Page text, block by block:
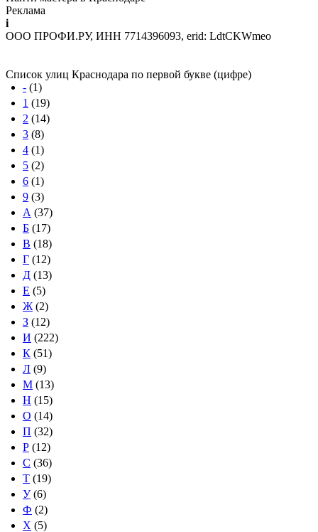
Реклама
i
ООО ПРОФИ.РУ, ИНН 7714396093, erid: LdtCKWmeo
Список улиц Краснодара по первой букве (цифре)
- (1)
1 (19)
2 (14)
3 (8)
4 (1)
5 (2)
6 (1)
9 (3)
А (37)
Б (17)
В (18)
Г (12)
Д (13)
Е (5)
Ж (2)
З (12)
И (222)
К (51)
Л (9)
М (13)
Н (15)
О (14)
П (32)
Р (12)
С (36)
Т (19)
У(6)
Ф (2)
Х (5)